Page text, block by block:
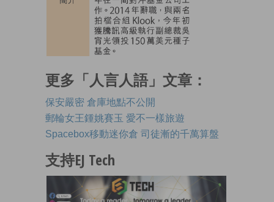
更多「人言人語」文章：
保安嚴密 倉庫地點不公開
郵輪女王鍾姚賽玉 愛不一樣旅遊
Spacebox移動迷你倉 司徒漸的千萬算盤
支持EJ Tech